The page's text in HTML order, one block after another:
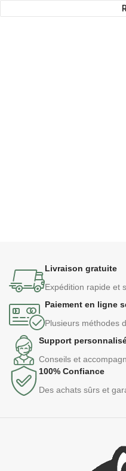
Livraison gratuite
Expédition rapide et
Paiement en ligne
Plusieurs méthodes
Support
Conseils et
100% Confiance
Des achats sûrs et